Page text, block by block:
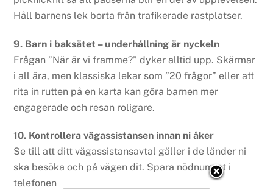
Håll barnens lek borta från trafikerade rastplatser.
9. Barn i baksätet – underhållning är nyckeln
Frågan ”När är vi framme?” dyker alltid upp. Skärmar
i all ära, men klassiska lekar som ”20 frågor” eller att
rita in rutten på en karta kan göra barnen mer
engagerade och resan roligare.
10. Kontrollera vägassistansen innan ni åker
Se till att ditt vägassistansavtal gäller i de länder ni
ska besöka och på vägen dit. Spara nödnumret i
telefonen.